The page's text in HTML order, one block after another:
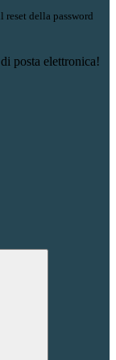
reset della password
posta elettronica!